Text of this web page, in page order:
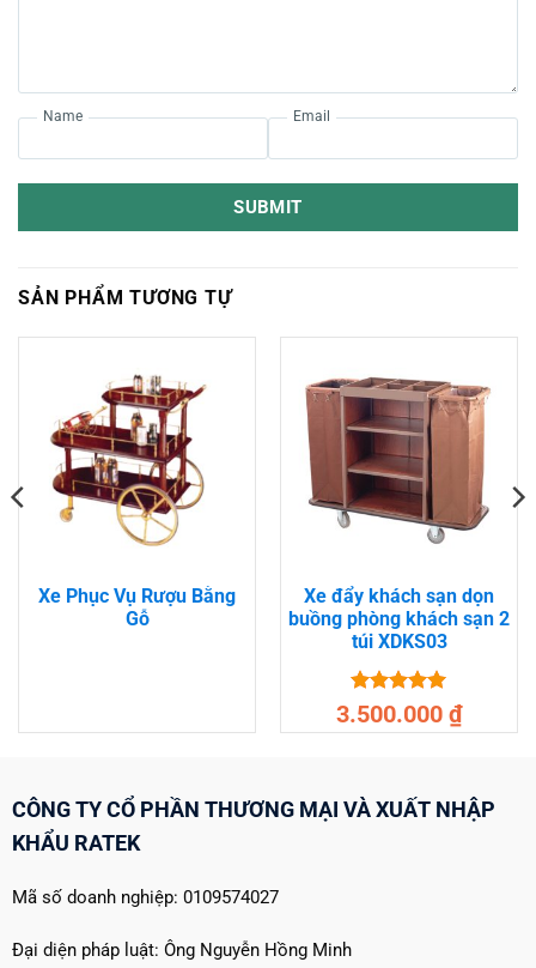
Name Email
SUBMIT
SẢN PHẨM TƯƠNG TỰ
Xe Phục Vụ Rượu Bằng
Gỗ
Xe đẩy khách sạn dọn
buồng phòng khách sạn 2
túi XDKS03
Được xếp
hạng55
3.500.000 ₫
CÔNG TY CỔ PHẦN THƯƠNG MẠI VÀ XUẤT NHẬP
KHẨU RATEK
Mã số doanh nghiệp: 0109574027
Đại diện pháp luật: Ông Nguyễn Hồng Minh